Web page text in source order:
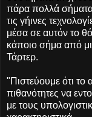
πάρα πολλά
τις γήινες
μέσα σε αυτόν το
κάποιο σήμα από
Τάρτερ.
"Πιστεύουμε ότι το
πιθανότητες να
με τους